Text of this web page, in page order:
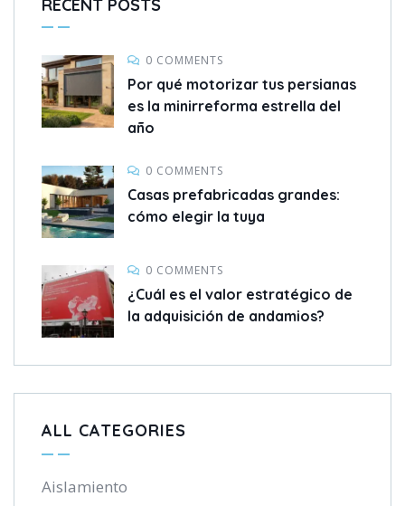
RECENT POSTS
0 COMMENTS
Por qué motorizar tus persianas
es la minirreforma estrella del
año
0 COMMENTS
Casas prefabricadas grandes:
cómo elegir la tuya
0 COMMENTS
¿Cuál es el valor estratégico de
la adquisición de andamios?
ALL CATEGORIES
Aislamiento